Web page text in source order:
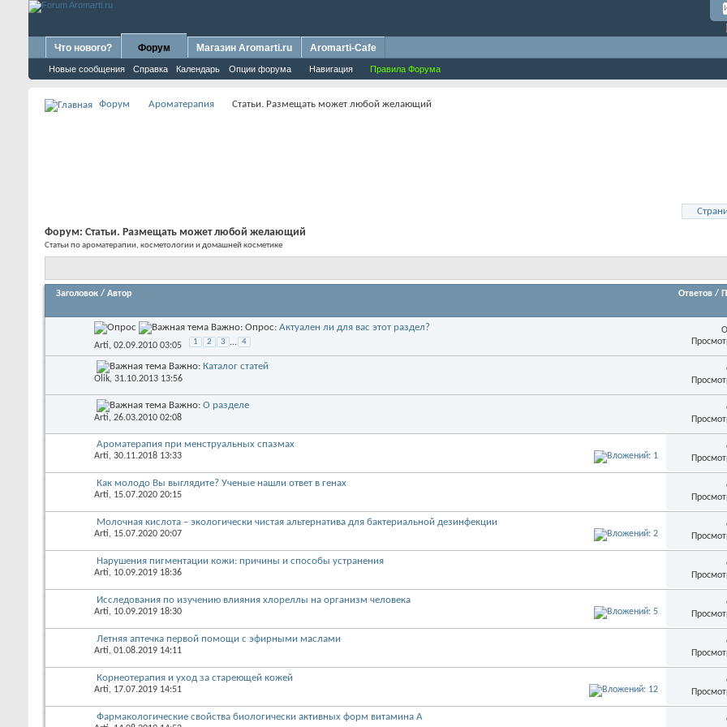
Что нового? Форум
Новые сообщения Справка Календарь Опции форума Навигация Правила Форума
Магазин Aromarti.ru Aromarti-Cafe
Форум Ароматерапия Статьи. Размещать может любой желающий
Форум: Статьи. Размещать может любой желающий
Статьи по ароматерапии, косметологии и домашней косметике
Заголовок / Автор Ответов /
Важно: Опрос: Актуален ли для вас этот раздел?
Arti, 02.09.2010 03:05 1 2 3 ... 4
Важно: Каталог статей
Olik, 31.10.2013 13:56
Важно: О разделе
Arti, 26.03.2010 02:08
Ароматерапия при менструальных спазмах
Arti, 30.11.2018 13:33
Как молодо Вы выглядите? Ученые нашли ответ в генах
Arti, 15.07.2020 20:15
Молочная кислота – экологически чистая альтернатива для бактериальной дезинфекции
Arti, 15.07.2020 20:07
Нарушения пигментации кожи: причины и способы устранения
Arti, 10.09.2019 18:36
Исследования по изучению влияния хлореллы на организм человека
Arti, 10.09.2019 18:30
Летняя аптечка первой помощи с эфирными маслами
Arti, 01.08.2019 14:11
Корнеотерапия и уход за стареющей кожей
Arti, 17.07.2019 14:51
Фармакологические свойства биологически активных форм витамина А